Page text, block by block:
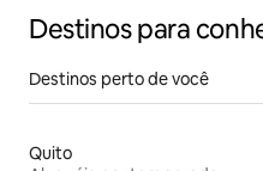
Destinos para
Destinos perto de você
Quito